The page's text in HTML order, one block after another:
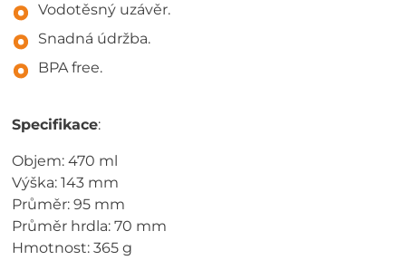
Vodotěsný uzávěr.
Snadná údržba.
BPA free.
Specifikace:
Objem: 470 ml
Výška: 143 mm
Průměr: 95 mm
Průměr hrdla: 70 mm
Hmotnost: 365 g